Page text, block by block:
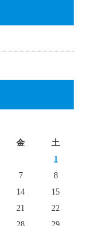
金
土
1
7
8
14
15
21
22